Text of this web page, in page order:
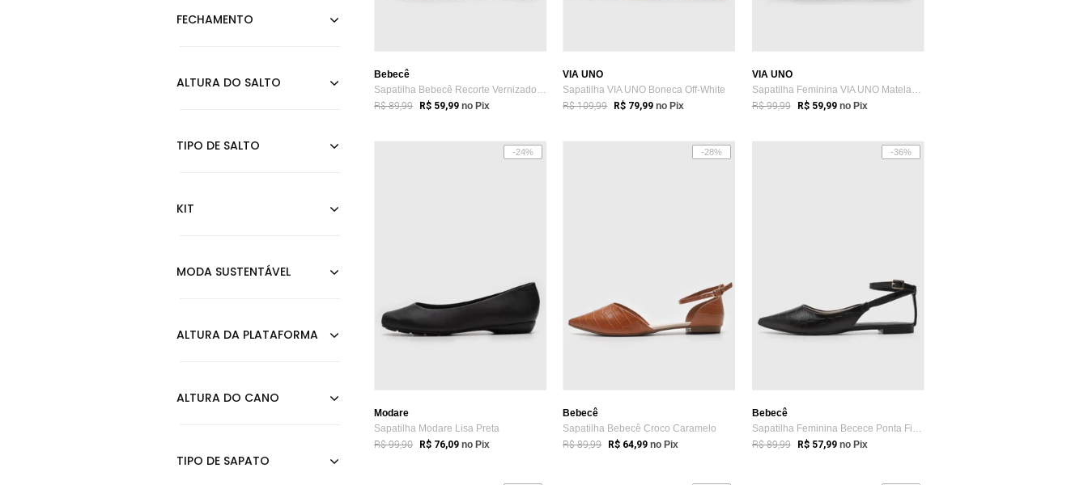
Grafite
Bebecê
Sapatilha Bebecê Recorte Vernizado Preta
R$ 89,99 R$ 59,99 no Pix
VIA UNO
Sapatilha VIA UNO Boneca Off-White
R$ 109,99 R$ 79,99 no Pix
VIA UNO
Sapatilha Feminina VIA UNO Matelassê Preta
R$ 99,99 R$ 59,99 no Pix
-24%
Modare
Sapatilha Modare Lisa Preta
R$ 99,90 R$ 76,09 no Pix
-28%
Bebecê
Sapatilha Bebecê Croco Caramelo
R$ 89,99 R$ 64,99 no Pix
-36%
Bebecê
Sapatilha Feminina Becece Ponta Fina Preta
R$ 89,99 R$ 57,99 no Pix